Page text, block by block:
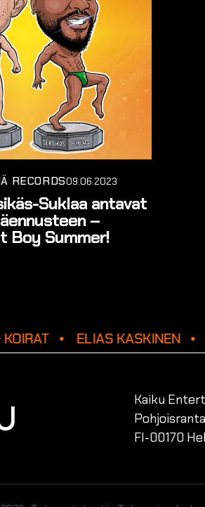
RECORDS09.06.2023
Suklaa antavat
–
Boy Summer!
ELIAS KASKINEN
Kaiku
FI-00170